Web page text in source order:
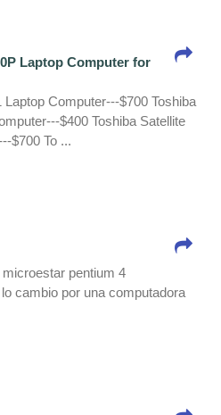
Laptop Computer for
Computer---$700 Toshiba
$400 Toshiba Satellite
$700 To ...
pentium 4
cambio por una computadora